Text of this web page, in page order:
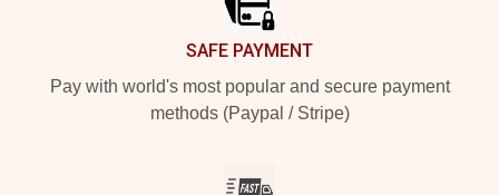
SAFE PAYMENT
Pay with world's most popular and secure payment
methods (Paypal / Stripe)